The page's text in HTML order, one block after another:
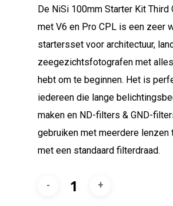
De NiSi 100mm Starter Kit Third
met V6 en Pro CPL is een zeer
startersset voor architectuur,
zeegezichtsfotografen met
hebt om te beginnen. Het is
iedereen die lange
maken en ND-filters & GND-
gebruiken met meerdere lenzen
met een standaard filterdraad.